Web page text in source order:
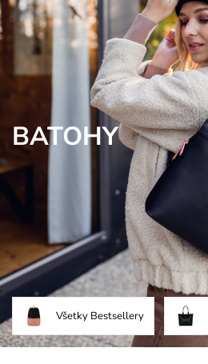
BATOHY
Všetky Bestsellery